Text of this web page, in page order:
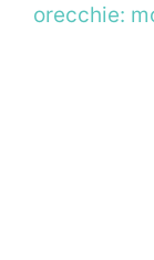
orecchie: